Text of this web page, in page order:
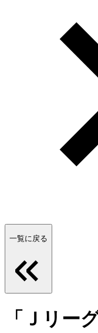
一覧に戻る
「Ｊリー